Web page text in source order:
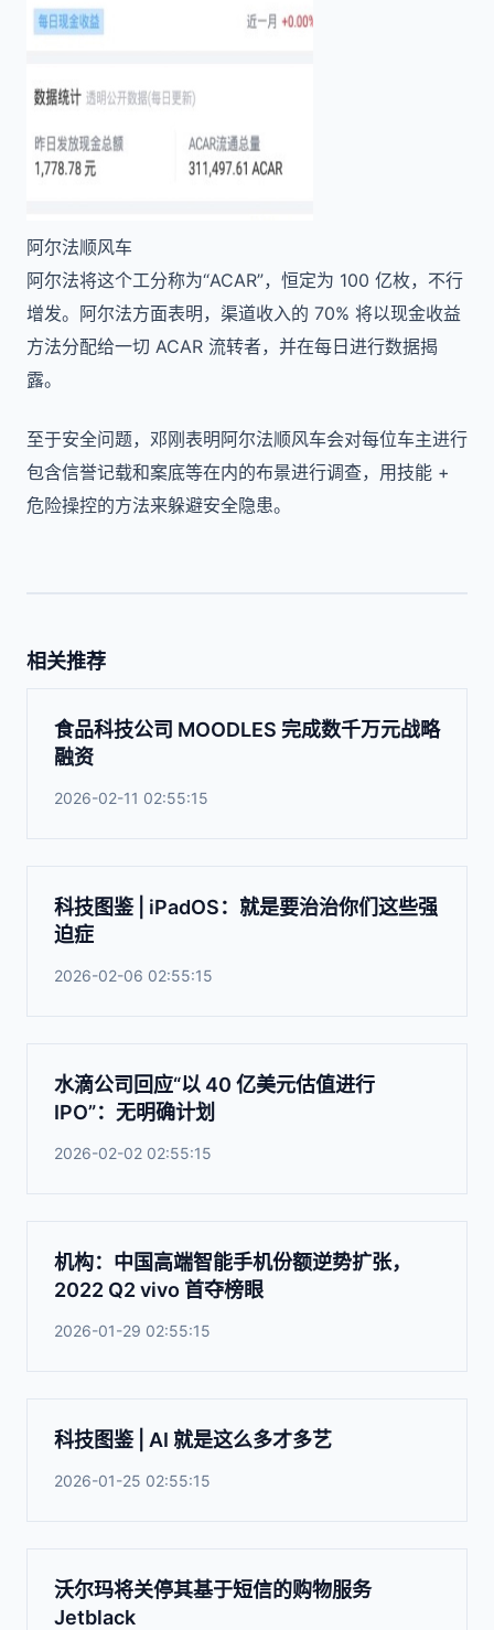
阿尔法顺风车
阿尔法将这个工分称为“ACAR”，恒定为 100 亿枚，不行
增发。阿尔法方面表明，渠道收入的 70% 将以现金收益
方法分配给一切 ACAR 流转者，并在每日进行数据揭
露。
至于安全问题，邓刚表明阿尔法顺风车会对每位车主进行
包含信誉记载和案底等在内的布景进行调查，用技能 +
危险操控的方法来躲避安全隐患。
相关推荐
食品科技公司 MOODLES 完成数千万元战略
融资
2026-02-11 02:55:15
科技图鉴 | iPadOS：就是要治治你们这些强
迫症
2026-02-06 02:55:15
水滴公司回应“以 40 亿美元估值进行
IPO”：无明确计划
2026-02-02 02:55:15
机构：中国高端智能手机份额逆势扩张，
2022 Q2 vivo 首夺榜眼
2026-01-29 02:55:15
科技图鉴 | AI 就是这么多才多艺
2026-01-25 02:55:15
沃尔玛将关停其基于短信的购物服务
Jetblack